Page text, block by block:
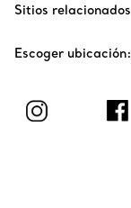
Sitios
Escoger